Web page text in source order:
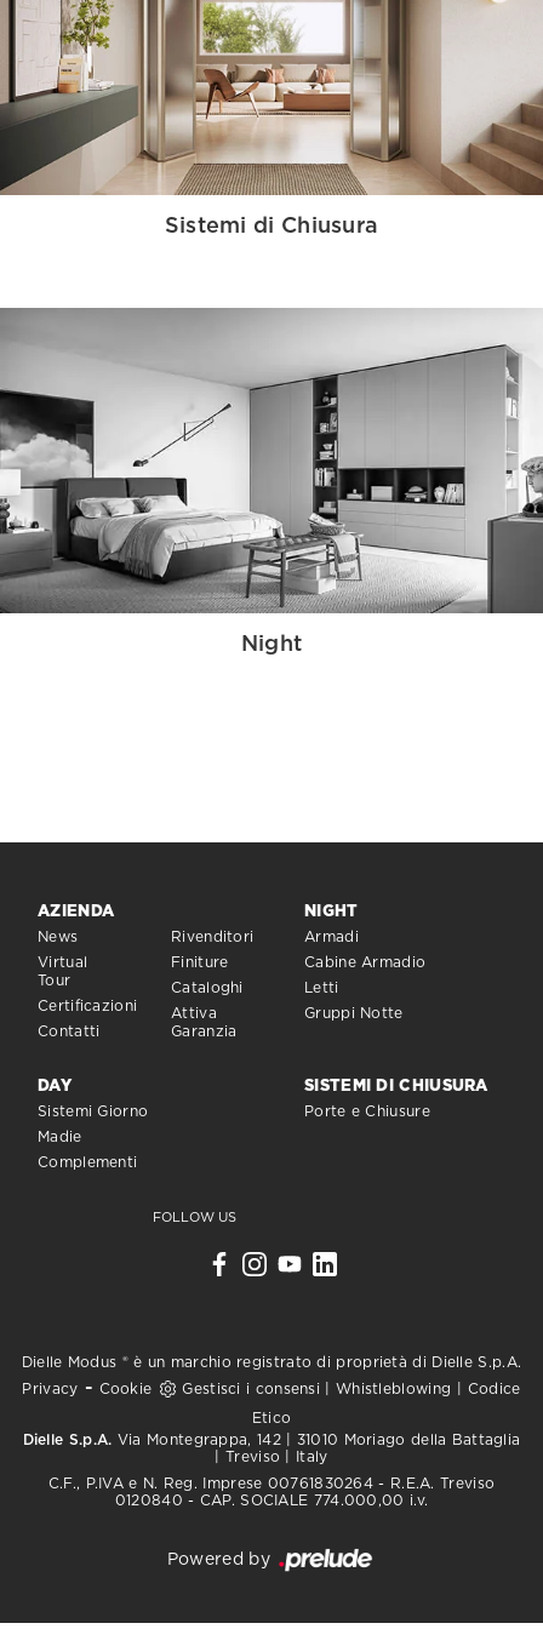
Sistemi di Chiusura
Night
AZIENDA
News
Virtual
Tour
Certificazioni
Contatti
Rivenditori
Finiture
Cataloghi
Attiva
Garanzia
NIGHT
Armadi
Cabine Armadio
Letti
Gruppi Notte
DAY
Sistemi Giorno
Madie
Complementi
SISTEMI DI CHIUSURA
Porte e Chiusure
FOLLOW US
Dielle Modus ® è un marchio registrato di proprietà di Dielle S.p.A.
Privacy - Cookie Gestisci i consensi Whistleblowing
Codice
Etico
Dielle S.p.A. Via Montegrappa, 142 | 31010 Moriago della Battaglia
| Treviso | Italy
C.F., P.IVA e N. Reg. Imprese 00761830264 - R.E.A. Treviso
0120840 - CAP. SOCIALE 774.000,00 i.v.
Powered by